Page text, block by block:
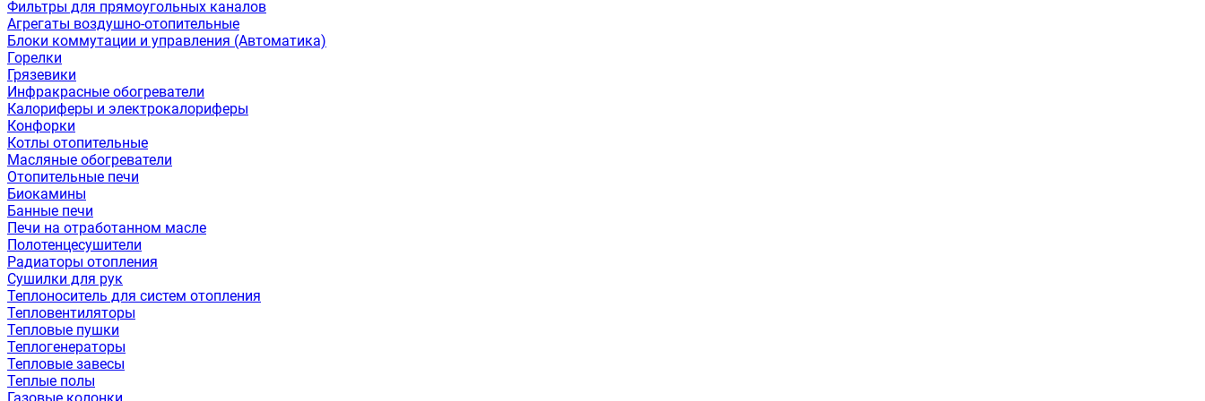
Фильтры для прямоугольных каналов
Агрегаты воздушно-отопительные
Блоки коммутации и управления (Автоматика)
Горелки
Грязевики
Инфракрасные обогреватели
Калориферы и электрокалориферы
Конфорки
Котлы отопительные
Масляные обогреватели
Отопительные печи
Биокамины
Банные печи
Печи на отработанном масле
Полотенцесушители
Радиаторы отопления
Сушилки для рук
Теплоноситель для систем отопления
Тепловентиляторы
Тепловые пушки
Теплогенераторы
Тепловые завесы
Теплые полы